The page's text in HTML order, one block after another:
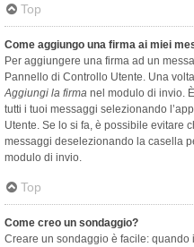
Top
Come aggiungo una firma ai miei
Per aggiungere una firma ad un
Pannello di Controllo Utente. Una
Aggiungi la firma nel modulo di invio.
tutti i tuoi messaggi selezionando
Utente. Se lo si fa, è possibile evitare
messaggi deselezionando la casella
modulo di invio.
Top
Come creo un sondaggio?
Creare un sondaggio è facile: